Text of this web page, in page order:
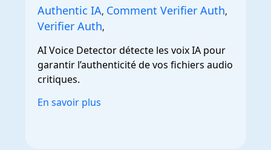
Authentic IA, Comment Verifier Auth,
Verifier Auth,
AI Voice Detector détecte les voix IA pour
garantir l’authenticité de vos fichiers audio
critiques.
En savoir plus